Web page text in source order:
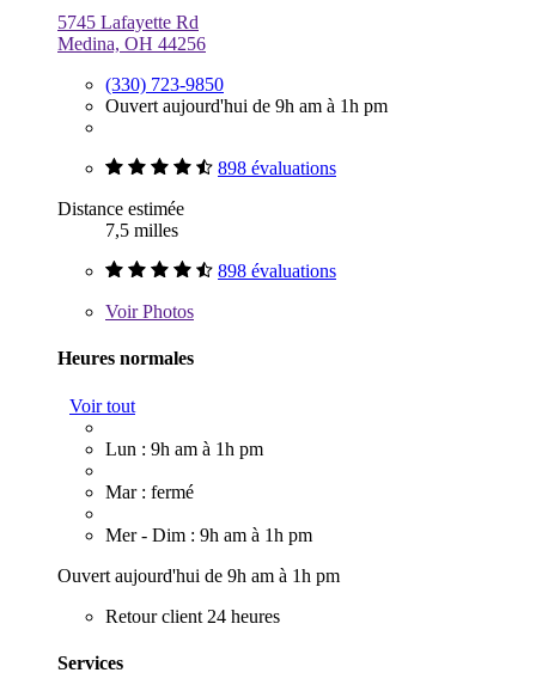
5745 Lafayette Rd
Medina, OH 44256
(330) 723-9850
Ouvert aujourd'hui de 9h am à 1h pm
898 évaluations
Distance estimée
7,5 milles
898 évaluations
VoirPhotos
Heures normales
Voir tout
Lun : 9h am à 1h pm
Mar : fermé
Mer - Dim : 9h am à 1h pm
Ouvert aujourd'hui de 9h am à 1h pm
Retour client 24 heures
Services